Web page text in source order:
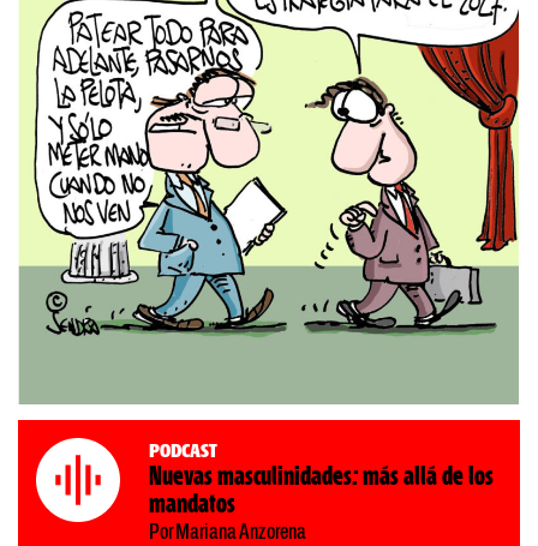
Podcast
Nuevas masculinidades: más allá de los
mandatos
Por Mariana Anzorena